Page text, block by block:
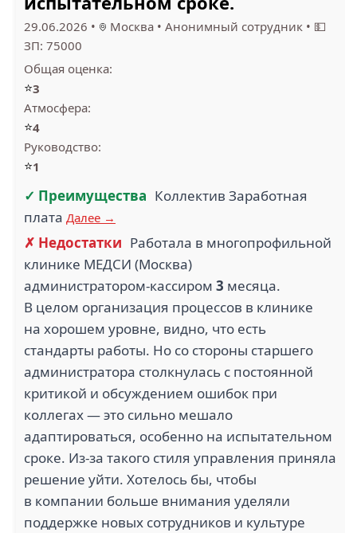
29.06.2026 • Москва • Анонимный сотрудник • 💵
ЗП: 75000
Общая оценка:
⭐3
Атмосфера:
⭐4
Руководство:
⭐1
✓ Преимущества Коллектив Заработная
плата Далее →
✗ Недостатки Работала в многопрофильной
клинике МЕДСИ (Москва)
администратором‑кассиром 3 месяца.
В целом организация процессов в клинике
на хорошем уровне, видно, что есть
стандарты работы. Но со стороны старшего
администратора столкнулась с постоянной
критикой и обсуждением ошибок при
коллегах — это сильно мешало
адаптироваться, особенно на испытательном
сроке. Из‑за такого стиля управления приняла
решение уйти. Хотелось бы, чтобы
в компании больше внимания уделяли
поддержке новых сотрудников и культуре